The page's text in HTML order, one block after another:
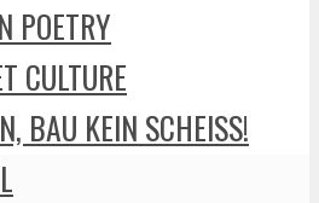
POETRY
CULTURE
BAU KEIN SCHEISS!